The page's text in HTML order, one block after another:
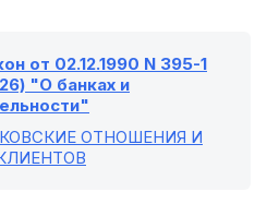
от 02.12.1990 N 395-1
"О банках и
ОТНОШЕНИЯ И